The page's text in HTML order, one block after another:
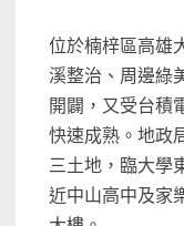
位於楠梓區高雄
溪整治、周邊綠
開闢，又受台積
快速成熟。地政
三土地，臨大學
近中山高中及家